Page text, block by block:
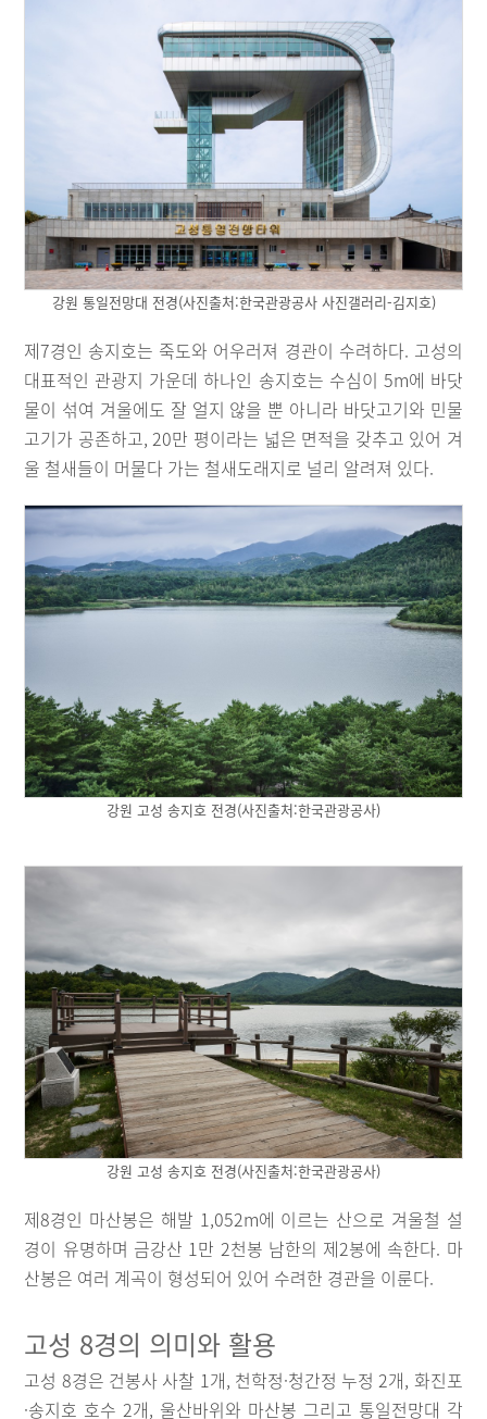
강원 통일전망대 전경(사진출처:한국관광공사 사진갤러리-김지호)
제7경인 송지호는 죽도와 어우러져 경관이 수려하다. 고성의
대표적인 관광지 가운데 하나인 송지호는 수심이 5m에 바닷
물이 섞여 겨울에도 잘 얼지 않을 뿐 아니라 바닷고기와 민물
고기가 공존하고, 20만 평이라는 넓은 면적을 갖추고 있어 겨
울 철새들이 머물다 가는 철새도래지로 널리 알려져 있다.
강원 고성 송지호 전경(사진출처:한국관광공사)
강원 고성 송지호 전경(사진출처:한국관광공사)
제8경인 마산봉은 해발 1,052m에 이르는 산으로 겨울철 설
경이 유명하며 금강산 1만 2천봉 남한의 제2봉에 속한다. 마
산봉은 여러 계곡이 형성되어 있어 수려한 경관을 이룬다.
고성 8경의 의미와 활용
고성 8경은 건봉사 사찰 1개, 천학정·청간정 누정 2개, 화진포
·송지호 호수 2개, 울산바위와 마산봉 그리고 통일전망대 각